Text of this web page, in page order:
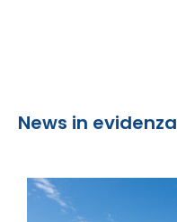
News in evidenza